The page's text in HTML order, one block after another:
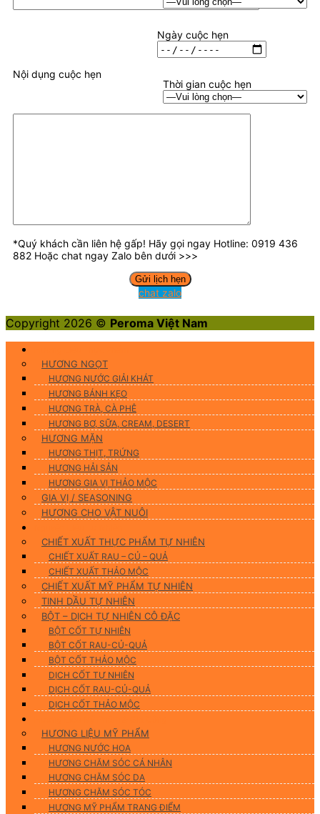
Ngày cuộc hẹn
Thời gian cuộc hẹn
Nội dụng cuộc hẹn
*Quý khách cần liên hệ gấp! Hãy gọi ngay Hotline: 0919 436
882 Hoặc chat ngay Zalo bên dưới >>>
chat zalo
Copyright 2026 © Peroma Việt Nam
HƯƠNG NGỌT
HƯƠNG NƯỚC GIẢI KHÁT
HƯƠNG BÁNH KẸO
HƯƠNG TRÀ, CÀ PHÊ
HƯƠNG BƠ, SỮA, CREAM, DESERT
HƯƠNG MẶN
HƯƠNG THỊT, TRỨNG
HƯƠNG HẢI SẢN
HƯƠNG GIA VỊ THẢO MỘC
GIA VỊ / SEASONING
HƯƠNG CHO VẬT NUÔI
CHIẾT XUẤT THỰC PHẨM TỰ NHIÊN
CHIẾT XUẤT RAU – CỦ – QUẢ
CHIẾT XUẤT THẢO MỘC
CHIẾT XUẤT MỸ PHẨM TỰ NHIÊN
TINH DẦU TỰ NHIÊN
BỘT – DỊCH TỰ NHIÊN CÔ ĐẶC
BỘT CỐT TỰ NHIÊN
BỘT CỐT RAU-CỦ-QUẢ
BỘT CỐT THẢO MỘC
DỊCH CỐT TỰ NHIÊN
DỊCH CỐT RAU-CỦ-QUẢ
DỊCH CỐT THẢO MỘC
HƯƠNG LIỆU MỸ PHẨM
HƯƠNG NƯỚC HOA
HƯƠNG CHĂM SÓC CÁ NHÂN
HƯƠNG CHĂM SÓC DA
HƯƠNG CHĂM SÓC TÓC
HƯƠNG MỸ PHẨM TRANG ĐIỂM